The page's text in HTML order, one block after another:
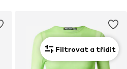
Filtrovat a třídit